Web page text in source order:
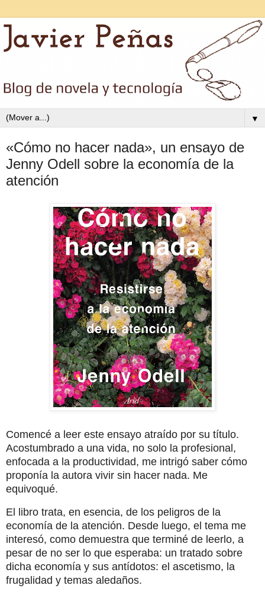
▼
«Cómo no hacer nada», un ensayo de
Jenny Odell sobre la economía de la
atención
Comencé a leer este ensayo atraído por su título.
Acostumbrado a una vida, no solo la profesional,
enfocada a la productividad, me intrigó saber cómo
proponía la autora vivir sin hacer nada. Me
equivoqué.
El libro trata, en esencia, de los peligros de la
economía de la atención. Desde luego, el tema me
interesó, como demuestra que terminé de leerlo, a
pesar de no ser lo que esperaba: un tratado sobre
dicha economía y sus antídotos: el ascetismo, la
frugalidad y temas aledaños.